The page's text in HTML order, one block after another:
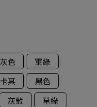
灰色
軍綠
卡其
黑色
灰藍
草綠